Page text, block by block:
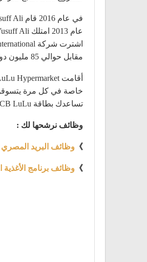
في عام 2016 قام MA Yusuff Ali مؤسس Lulu بشراء مبنى Scotland Yard Building في لندن.
عام 2013 امتلك Yusuff Ali حصة 9.37 في المائة في مطار Cochin الدولي .
مقابل حوالي 85 مليون دولار في المجموع.
خاصة في كل مرة
تساعدك بطاقة ADCB LuLu الائتمانية بالتعاون مع بنك أبوظبي التجاري (ADCB) المستخدمين على كسب نقاط مقابل كل درهم إماراتي تنفقه في أي من متاجرهم.
وظائف نرشحها لك :
》 وظائف البريد المصري 2020
》 وظائف برنامج الأغذية